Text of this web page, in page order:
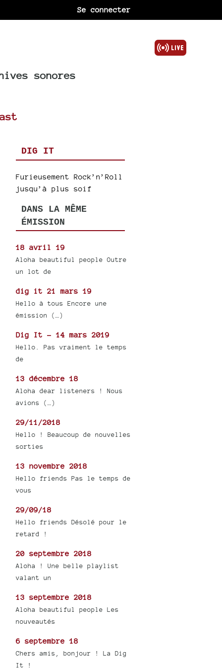
Se connecter
sonores
DIG IT
Furieusement Rock’n’Roll
jusqu’à plus soif
DANS LA MÊME
ÉMISSION
18 avril 19
Aloha beautiful people Outre
un lot de
dig it 21 mars 19
Hello à tous Encore une
émission (…)
Dig It - 14 mars 2019
Hello. Pas vraiment le temps
de
13 décembre 18
Aloha dear listeners ! Nous
avions (…)
29/11/2018
Hello ! Beaucoup de nouvelles
sorties
13 novembre 2018
Hello friends Pas le temps de
vous
29/09/18
Hello friends Désolé pour le
retard !
20 septembre 2018
Aloha ! Une belle playlist
valant un
13 septembre 2018
Aloha beautiful people Les
nouveautés
6 septembre 18
Chers amis, bonjour ! La Dig
It !